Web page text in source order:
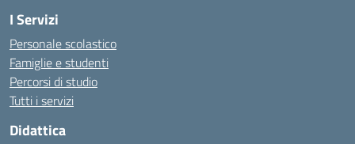
I Servizi
Personale scolastico
Famiglie e studenti
Percorsi di studio
Tutti i servizi
Didattica